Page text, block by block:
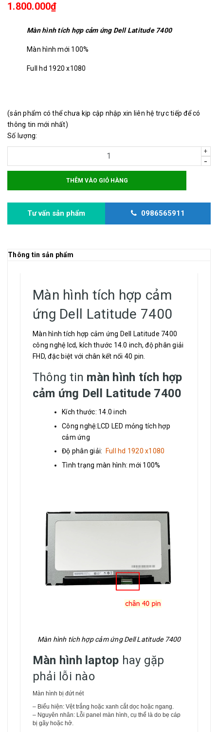
1.800.000₫
Màn hình tích hợp cảm ứng Dell Latitude 7400
Màn hình mới 100%
Full hd 1920 x1080
(sản phẩm có thể chưa kịp cập nhập xin liên hệ trực tiếp để có
thông tin mới nhất)
Số lượng:
+
-
THÊM VÀO GIỎ HÀNG
Tư vấn sản phẩm 0986565911
Thông tin sản phẩm
Màn hình tích hợp cảm
ứng Dell Latitude 7400
Màn hình tích hợp cảm ứng Dell Latitude 7400
công nghệ lcd, kích thước 14.0 inch, độ phân giải
FHD, đặc biệt với chân kết nối 40 pin.
Thông tin màn hình tích hợp
cảm ứng Dell Latitude 7400
Kích thước: 14.0 inch
Công nghệ:LCD LED mỏng tích hợp
cảm ứng
Độ phân giải:
Full hd 1920 x1080
Tình trạng màn hình: mới 100%
Màn hình tích hợp cảm ứng Dell Latitude 7400
Màn hình laptop hay gặp
phải lỗi nào
Màn hình bị đứt nét
– Biểu hiện: Vệt trắng hoặc xanh cắt dọc hoặc ngang.
– Nguyên nhân: Lỗi panel màn hình, cụ thể là do bẹ cáp
bị gãy hoặc hở.